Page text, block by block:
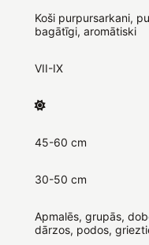
Koši purpursarkani,
bagātīgi, aromātiski
VII-IX
45-60 cm
30-50 cm
Apmalēs, grupās,
dārzos, podos,